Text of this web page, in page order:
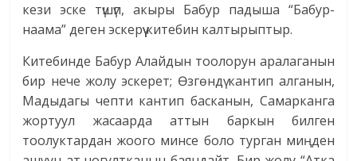
кези эске түшүп, акыры Бабур падыша “Бабур-
наама” деген эскерүү китебин калтырыптыр.
Китебинде Бабур Алайдын тоолорун аралаганын
бир нече жолу эскерет; Өзгөндү кантип алганын,
Мадыдагы чепти кантип басканын, Самарканга
жортуул жасаарда аттын баркын билген
тоолуктардан жоого минсе боло турган миңден